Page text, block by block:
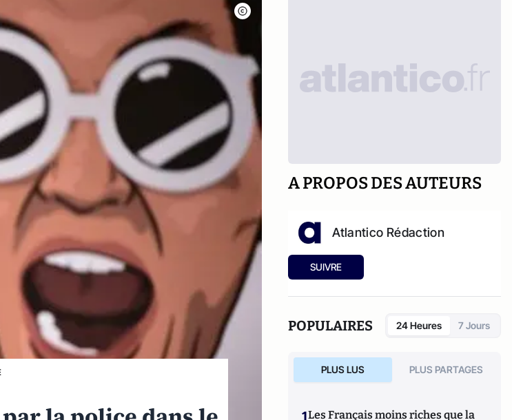
A PROPOS DES AUTEURS
Atlantico Rédaction
SUIVRE
POPULAIRES 24 Heures 7 Jours
PLUS LUS PLUS PARTAGES
1Les Français moins riches que la